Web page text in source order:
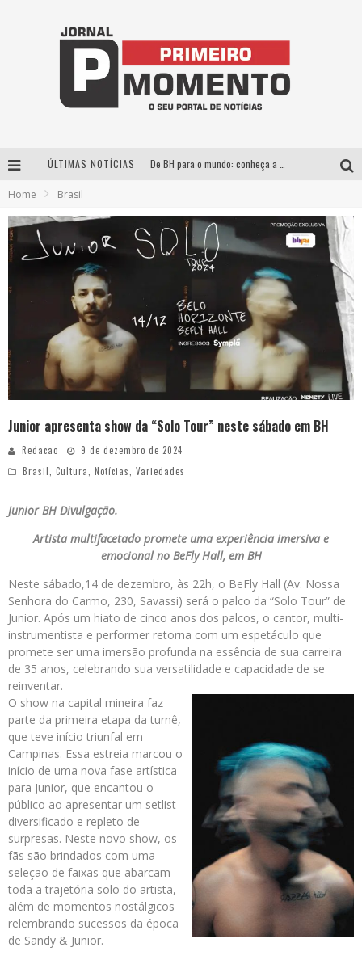
ÚLTIMAS NOTÍCIAS
Exposição “Habitante – Registros de um Bolinho pela Cidade”, de Raquel Bolinho, ocupa a PQNA Galeria Pedro Moraleida, no Palácio das Artes
Esplanada fica pequena e CÊ TÁ DOIDO FESTIVAL anuncia mudança para o gramado do Mineirão
Home Brasil
Junior apresenta show da “Solo Tour” neste sábado em BH
Redacao
9 de dezembro de 2024
Brasil, Cultura, Notícias, Variedades
Junior BH Divulgação.
Artista multifacetado promete uma experiência imersiva e
emocional no BeFly Hall, em BH
Neste sábado,14 de dezembro, às 22h, o BeFly Hall (Av. Nossa
Senhora do Carmo, 230, Savassi) será o palco da “Solo Tour” de
Junior. Após um hiato de cinco anos dos palcos, o cantor, multi-
instrumentista e performer retorna com um espetáculo que
promete ser uma imersão profunda na essência de sua carreira
de 35 anos, celebrando sua versatilidade e capacidade de se
reinventar.
O show na capital mineira faz
parte da primeira etapa da turnê,
que teve início triunfal em
Campinas. Essa estreia marcou o
início de uma nova fase artística
para Junior, que encantou o
público ao apresentar um setlist
diversificado e repleto de
surpresas. Neste novo show, os
fãs são brindados com uma
seleção de faixas que abarcam
toda a trajetória solo do artista,
além de momentos nostálgicos
relembrando sucessos da época
de Sandy & Junior.